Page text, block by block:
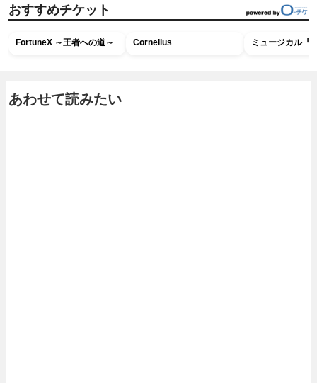
おすすめチケット
FortuneX ～王者への道～ Cornelius ミュージカル『
あわせて読みたい